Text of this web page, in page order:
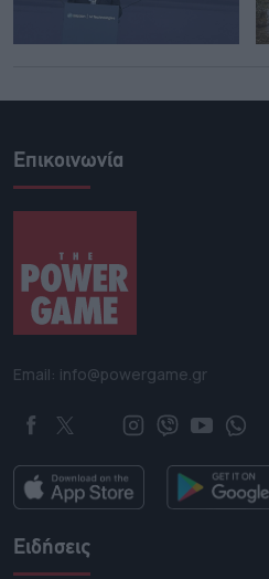
Επικοινωνία
Email: info@powergame.gr
Ειδήσεις